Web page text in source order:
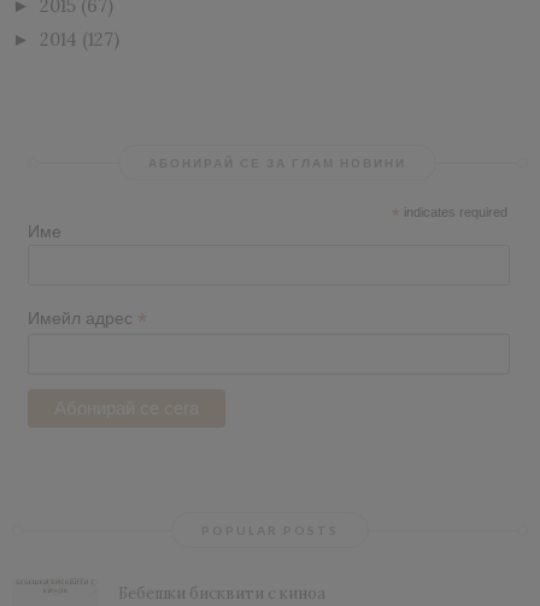
► 2015 (67)
► 2014 (127)
* indicates required
Име
Имейл адрес *
Бебешки бисквити с киноа